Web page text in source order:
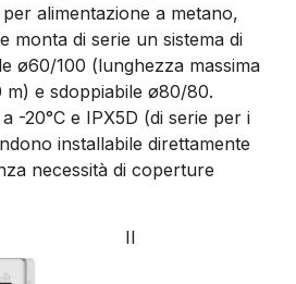
alimentazione a metano,
monta di serie un sistema di
ø60/100 (lunghezza massima
m) e sdoppiabile ø80/80.
-20°C e IPX5D (di serie per i
installabile direttamente
necessità di coperture
Il